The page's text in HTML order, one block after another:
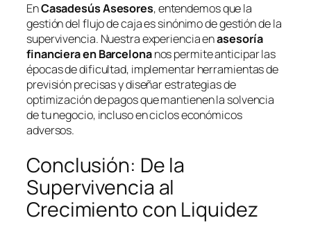
EnCasadesús Asesores, entendemos que la
gestión del flujo de caja es sinónimo de gestión de la
supervivencia. Nuestra experiencia enasesoría
financiera en Barcelonanos permite anticipar las
épocas de dificultad, implementar herramientas de
previsión precisas y diseñar estrategias de
optimización de pagos que mantienen la solvencia
de tu negocio, incluso en ciclos económicos
adversos.
Conclusión: De la
Supervivencia al
Crecimiento con Liquidez